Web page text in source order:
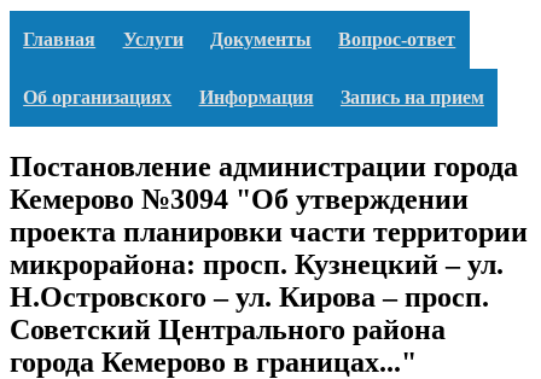
Главная Услуги Документы Вопрос-ответ
Об организациях Информация Запись на прием
Постановление администрации города
Кемерово №3094 "Об утверждении
проекта планировки части территории
микрорайона: просп. Кузнецкий – ул.
Н.Островского – ул. Кирова – просп.
Советский Центрального района
города Кемерово в границах..."